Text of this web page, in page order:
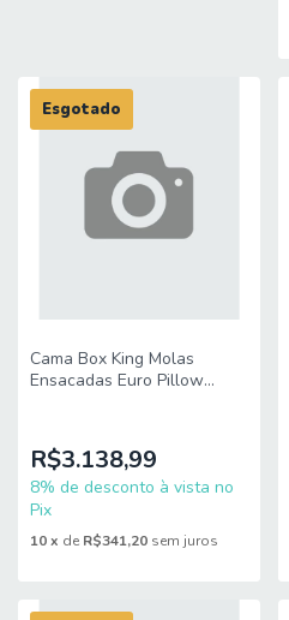
Cama Box King Molas
Ensacadas Euro Pillow
por pessoa
R$3.138,99
8% de desconto à vista no
Pix
Esgotado
10x de R$341,20 sem juros